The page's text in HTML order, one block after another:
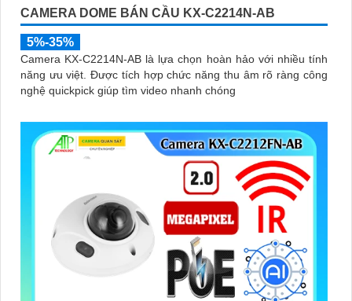
CAMERA DOME BÁN CẦU KX-C2214N-AB
5%-35%
Camera KX-C2214N-AB là lựa chọn hoàn hảo với nhiều tính
năng ưu việt. Được tích hợp chức năng thu âm rõ ràng công
nghệ quickpick giúp tìm video nhanh chóng